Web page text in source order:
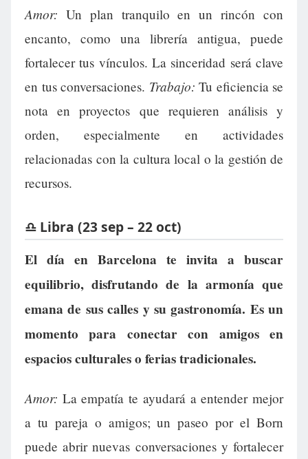
Amor: Un plan tranquilo en un rincón con
encanto, como una librería antigua, puede
fortalecer tus vínculos. La sinceridad será clave
en tus conversaciones. Trabajo: Tu eficiencia se
nota en proyectos que requieren análisis y
orden, especialmente en actividades
relacionadas con la cultura local o la gestión de
recursos.
♎ Libra (23 sep – 22 oct)
El día en Barcelona te invita a buscar
equilibrio, disfrutando de la armonía que
emana de sus calles y su gastronomía. Es un
momento para conectar con amigos en
espacios culturales o ferias tradicionales.
Amor: La empatía te ayudará a entender mejor
a tu pareja o amigos; un paseo por el Born
puede abrir nuevas conversaciones y fortalecer